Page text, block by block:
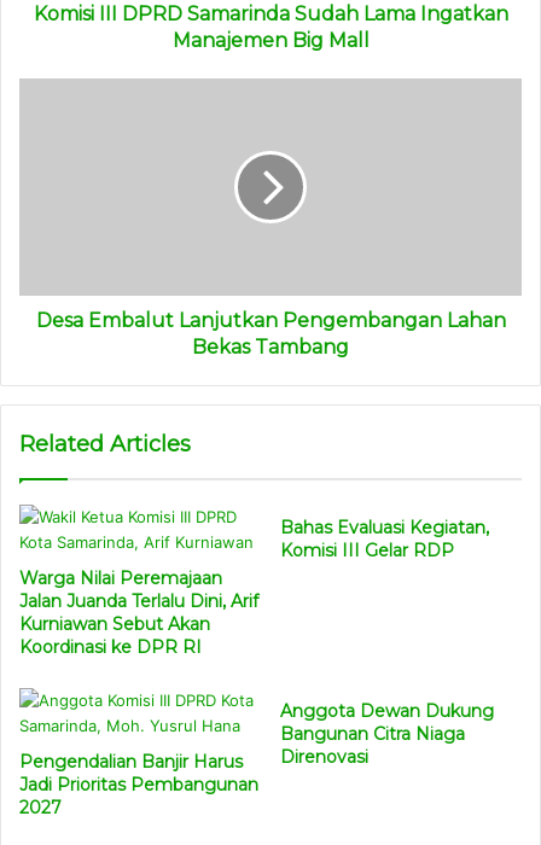
Komisi III DPRD Samarinda Sudah Lama Ingatkan
Manajemen Big Mall
Desa Embalut Lanjutkan Pengembangan Lahan
Bekas Tambang
Related Articles
Warga Nilai Peremajaan
Jalan Juanda Terlalu Dini, Arif
Kurniawan Sebut Akan
Koordinasi ke DPR RI
Bahas Evaluasi Kegiatan,
Komisi III Gelar RDP
Pengendalian Banjir Harus
Jadi Prioritas Pembangunan
2027
Anggota Dewan Dukung
Bangunan Citra Niaga
Direnovasi